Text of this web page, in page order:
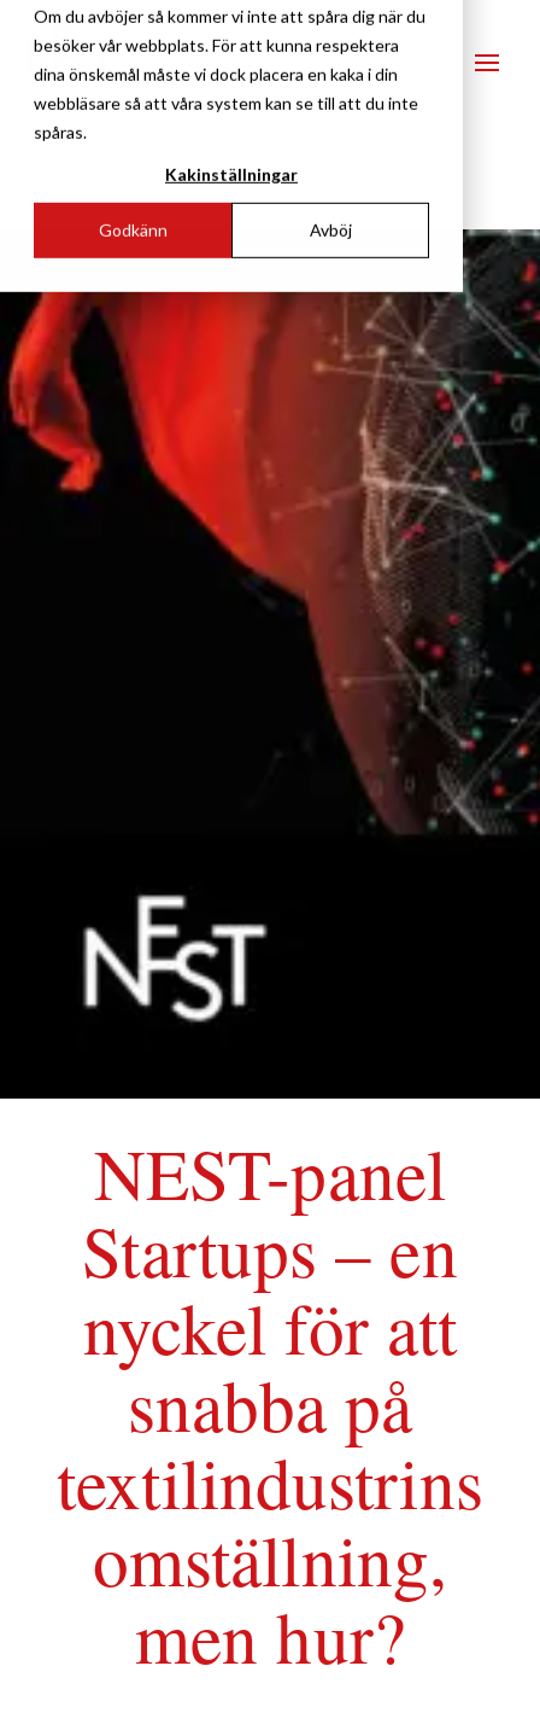
Om du avböjer så kommer vi inte att spåra dig när du
besöker vår webbplats. För att kunna respektera
dina önskemål måste vi dock placera en kaka i din
webbläsare så att våra system kan se till att du inte
spåras.
Kakinställningar
Godkänn Avböj
NEST-panel
Startups – en
nyckel för att
snabba på
textilindustrins
omställning,
men hur?